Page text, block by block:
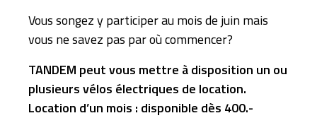
Vous songez y participer au mois de juin mais
vous ne savez pas par où commencer?
TANDEM peut vous mettre à disposition un ou
plusieurs vélos électriques de location.
Location d’un mois : disponible dès 400.-